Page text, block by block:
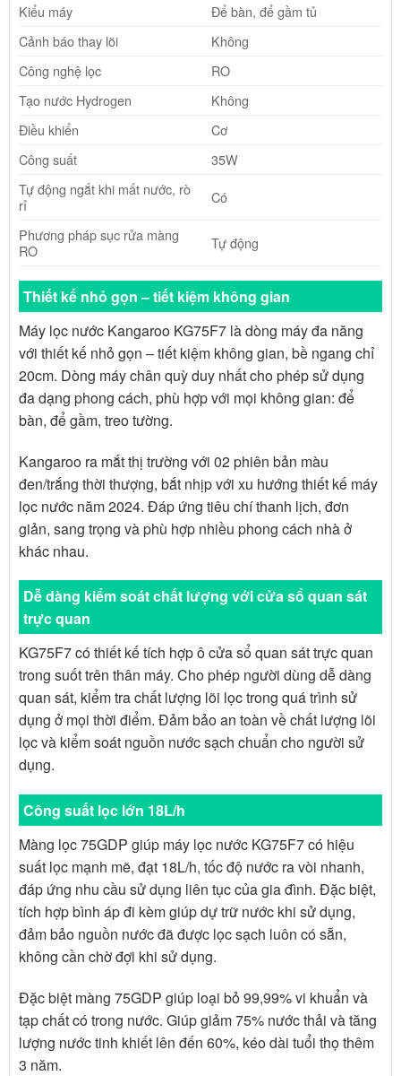
Kiểu máy
Để bàn, để gầm tủ
Cảnh báo thay lõi
Không
Công nghệ lọc
RO
Tạo nước Hydrogen
Không
Điều khiển
Cơ
Công suất
35W
Tự động ngắt khi mất nước, rò
rỉ
Có
Phương pháp sục rửa màng
RO
Tự động
Thiết kế nhỏ gọn – tiết kiệm không gian
Máy lọc nước Kangaroo KG75F7 là dòng máy đa năng
với thiết kế nhỏ gọn – tiết kiệm không gian, bề ngang chỉ
20cm. Dòng máy chân quỳ duy nhất cho phép sử dụng
đa dạng phong cách, phù hợp với mọi không gian: để
bàn, để gầm, treo tường.
Kangaroo ra mắt thị trường với 02 phiên bản màu
đen/trắng thời thượng, bắt nhịp với xu hướng thiết kế máy
lọc nước năm 2024. Đáp ứng tiêu chí thanh lịch, đơn
giản, sang trọng và phù hợp nhiều phong cách nhà ở
khác nhau.
Dễ dàng kiểm soát chất lượng với cửa sổ quan sát
trực quan
KG75F7 có thiết kế tích hợp ô cửa sổ quan sát trực quan
trong suốt trên thân máy. Cho phép người dùng dễ dàng
quan sát, kiểm tra chất lượng lõi lọc trong quá trình sử
dụng ở mọi thời điểm. Đảm bảo an toàn về chất lượng lõi
lọc và kiểm soát nguồn nước sạch chuẩn cho người sử
dụng.
Công suất lọc lớn 18L/h
Màng lọc 75GDP giúp máy lọc nước KG75F7 có hiệu
suất lọc mạnh mẽ, đạt 18L/h, tốc độ nước ra vòi nhanh,
đáp ứng nhu cầu sử dụng liên tục của gia đình. Đặc biệt,
tích hợp bình áp đi kèm giúp dự trữ nước khi sử dụng,
đảm bảo nguồn nước đã được lọc sạch luôn có sẵn,
không cần chờ đợi khi sử dụng.
Đặc biệt màng 75GDP giúp loại bỏ 99,99% vi khuẩn và
tạp chất có trong nước. Giúp giảm 75% nước thải và tăng
lượng nước tinh khiết lên đến 60%, kéo dài tuổi thọ thêm
3 năm.